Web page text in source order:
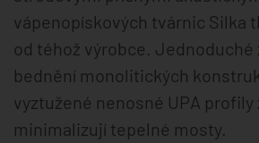
vápenopískových tvárnic Silka
od téhož výrobce. Jednoduché
bednění monolitických
vyztužené nenosné UPA profily
minimalizují tepelné mosty.